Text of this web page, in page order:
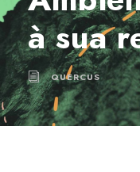
à sua
QUERCUS